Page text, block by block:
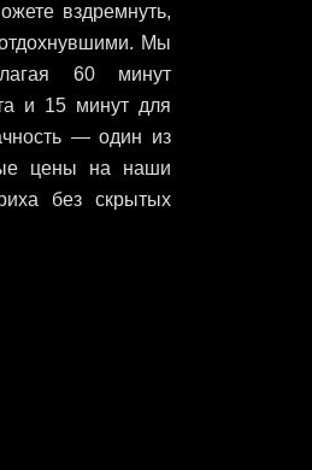
вздремнуть,
Мы
60 минут
и 15 минут для
— один из
цены на наши
без скрытых